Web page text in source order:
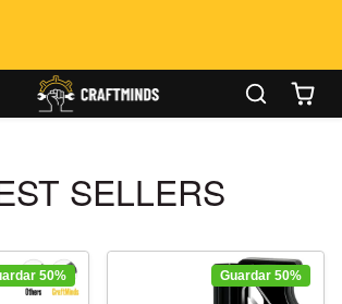
SELLERS
50% Guardar 50%